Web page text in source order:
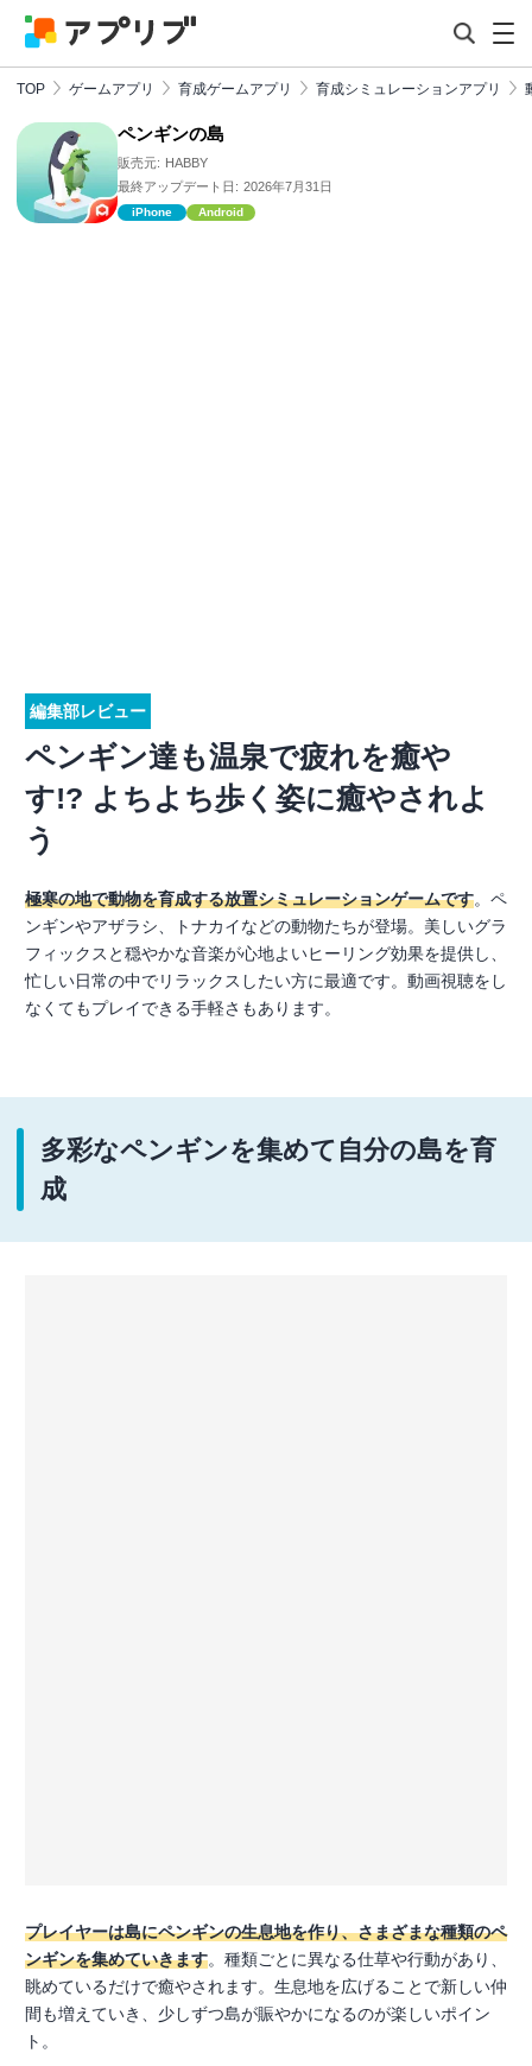
TOP ゲームアプリ 育成ゲームアプリ 育成シミュレーションアプリ
ペンギンの島
販売元: HABBY
最終アップデート日: 2026年7月31日
iPhone Android
編集部レビュー
ペンギン達も温泉で疲れを癒や
す!? よちよち歩く姿に癒やされよ
う
極寒の地で動物を育成する放置シミュレーションゲームです。ペ
ンギンやアザラシ、トナカイなどの動物たちが登場。美しいグラ
フィックスと穏やかな音楽が心地よいヒーリング効果を提供し、
忙しい日常の中でリラックスしたい方に最適です。動画視聴をし
なくてもプレイできる手軽さもあります。
多彩なペンギンを集めて自分の島を育
成
プレイヤーは島にペンギンの生息地を作り、さまざまな種類のペ
ンギンを集めていきます。種類ごとに異なる仕草や行動があり、
眺めているだけで癒やされます。生息地を広げることで新しい仲
間も増えていき、少しずつ島が賑やかになるのが楽しいポイン
ト。